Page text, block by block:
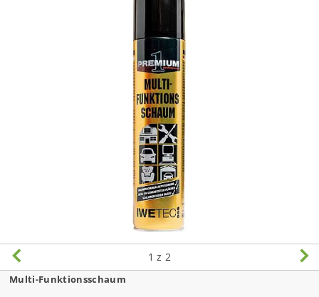
1 z 2
Multi-Funktionsschaum